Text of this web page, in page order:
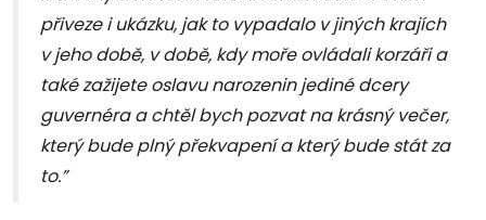
přiveze i ukázku, jak to vypadalo v jiných krajích
v jeho době, v době, kdy moře ovládali korzáři a
také zažijete oslavu narozenin jediné dcery
guvernéra a chtěl bych pozvat na krásný večer,
který bude plný překvapení a který bude stát za
to.”